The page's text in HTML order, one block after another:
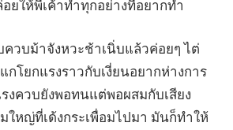
ยให้พี่เค้าทำทุกอย่างที่อยากทำ
ควบม้าจังหวะช้าเนิ่บแล้วค่อยๆ ไต่
กโยกแรงราวกับเงี่ยนอยากห่างการ
งควบยังพอทนแต่พอผสมกับเสียง
ใหญ่ที่เด้งกระเพื่อมไปมา มันก็ทำให้